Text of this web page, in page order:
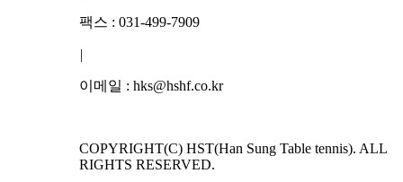
팩스 : 031-499-7909
|
이메일 : hks@hshf.co.kr
COPYRIGHT(C) HST(Han Sung Table tennis). ALL
RIGHTS RESERVED.